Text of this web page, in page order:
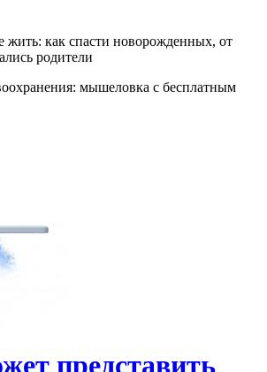
жить: как спасти новорожденных, от
родители
мышеловка с бесплатным
представить